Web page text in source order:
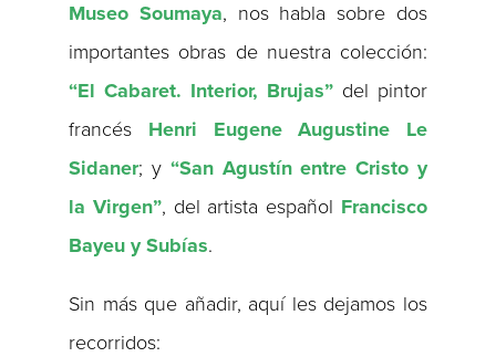
Museo Soumaya, nos habla sobre dos
importantes obras de nuestra colección:
“El Cabaret. Interior, Brujas”del pintor
francés Henri Eugene Augustine Le
Sidaner; y “San Agustín entre Cristo y
la Virgen”, del artista español Francisco
Bayeu y Subías.
Sin más que añadir, aquí les dejamos los
recorridos: